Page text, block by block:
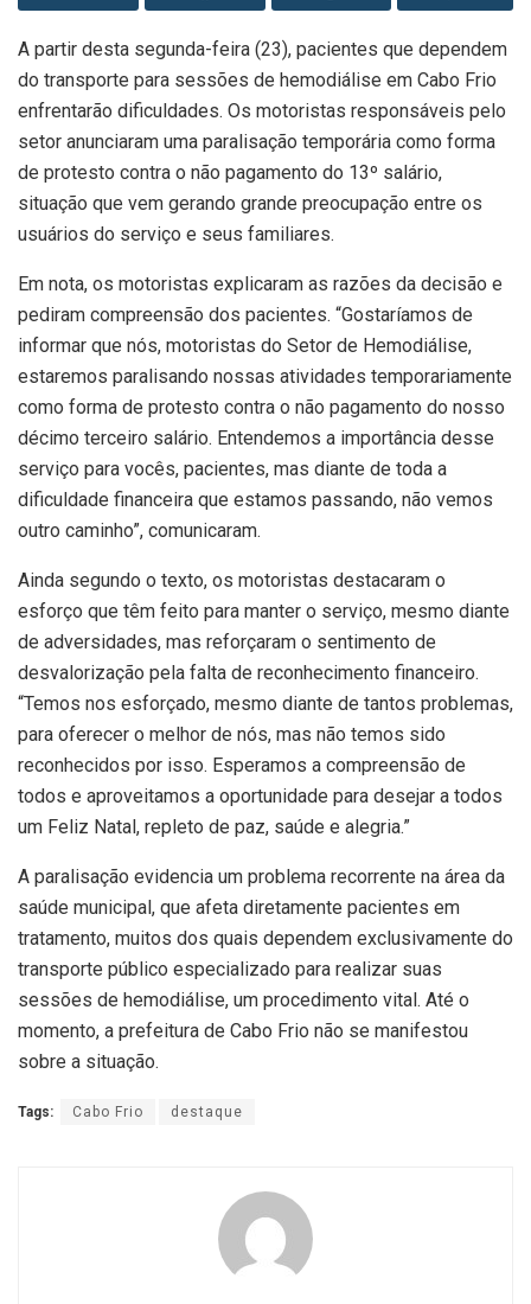
A partir desta segunda-feira (23), pacientes que dependem
do transporte para sessões de hemodiálise em Cabo Frio
enfrentarão dificuldades. Os motoristas responsáveis pelo
setor anunciaram uma paralisação temporária como forma
de protesto contra o não pagamento do 13º salário,
situação que vem gerando grande preocupação entre os
usuários do serviço e seus familiares.
Em nota, os motoristas explicaram as razões da decisão e
pediram compreensão dos pacientes. “Gostaríamos de
informar que nós, motoristas do Setor de Hemodiálise,
estaremos paralisando nossas atividades temporariamente
como forma de protesto contra o não pagamento do nosso
décimo terceiro salário. Entendemos a importância desse
serviço para vocês, pacientes, mas diante de toda a
dificuldade financeira que estamos passando, não vemos
outro caminho”, comunicaram.
Ainda segundo o texto, os motoristas destacaram o
esforço que têm feito para manter o serviço, mesmo diante
de adversidades, mas reforçaram o sentimento de
desvalorização pela falta de reconhecimento financeiro.
“Temos nos esforçado, mesmo diante de tantos problemas,
para oferecer o melhor de nós, mas não temos sido
reconhecidos por isso. Esperamos a compreensão de
todos e aproveitamos a oportunidade para desejar a todos
um Feliz Natal, repleto de paz, saúde e alegria.”
A paralisação evidencia um problema recorrente na área da
saúde municipal, que afeta diretamente pacientes em
tratamento, muitos dos quais dependem exclusivamente do
transporte público especializado para realizar suas
sessões de hemodiálise, um procedimento vital. Até o
momento, a prefeitura de Cabo Frio não se manifestou
sobre a situação.
Tags: Cabo Frio destaque